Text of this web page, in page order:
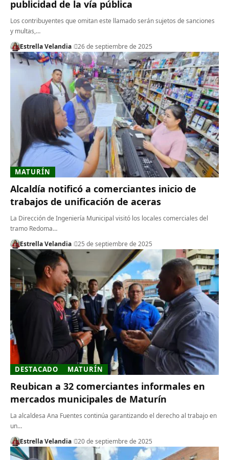
publicidad de la vía pública
Los contribuyentes que omitan este llamado serán sujetos de sanciones
y multas,…
Estrella Velandia
26 de septiembre de 2025
MATURÍN
Alcaldía notificó a comerciantes inicio de
trabajos de unificación de aceras
La Dirección de Ingeniería Municipal visitó los locales comerciales del
tramo Redoma…
Estrella Velandia
25 de septiembre de 2025
DESTACADO MATURÍN
Reubican a 32 comerciantes informales en
mercados municipales de Maturín
La alcaldesa Ana Fuentes continúa garantizando el derecho al trabajo en
un…
Estrella Velandia
20 de septiembre de 2025